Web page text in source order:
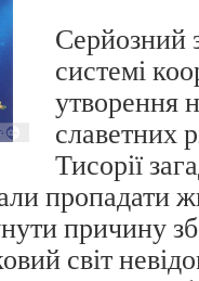
Серйозний
системі
утворення
славетних
Тисорії
пропадати
причину
світ